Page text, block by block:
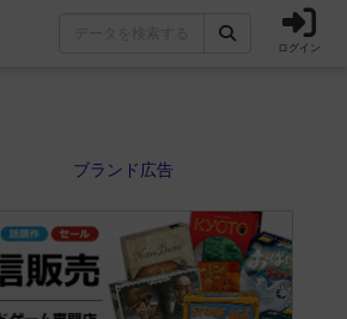
ログイン
アーVSコカトリ